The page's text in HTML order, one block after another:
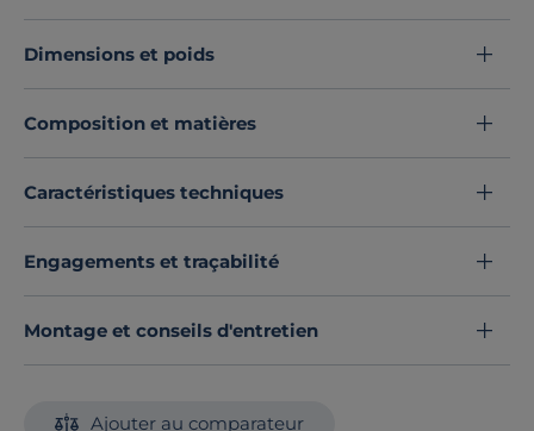
Avec ses75 % de coton et 25 % de lin, l’union parfaite,
la housse de couette Valentine
Cette housse de couette est disponible dans une large
palette de couleurs et s’adapte à tous vos goûts.
Craquez pour son aspect délicieusement froissé.
Dimensions et poids
Composition et matières
Caractéristiques techniques
Engagements et traçabilité
Montage et conseils d'entretien
Ajouter au comparateur